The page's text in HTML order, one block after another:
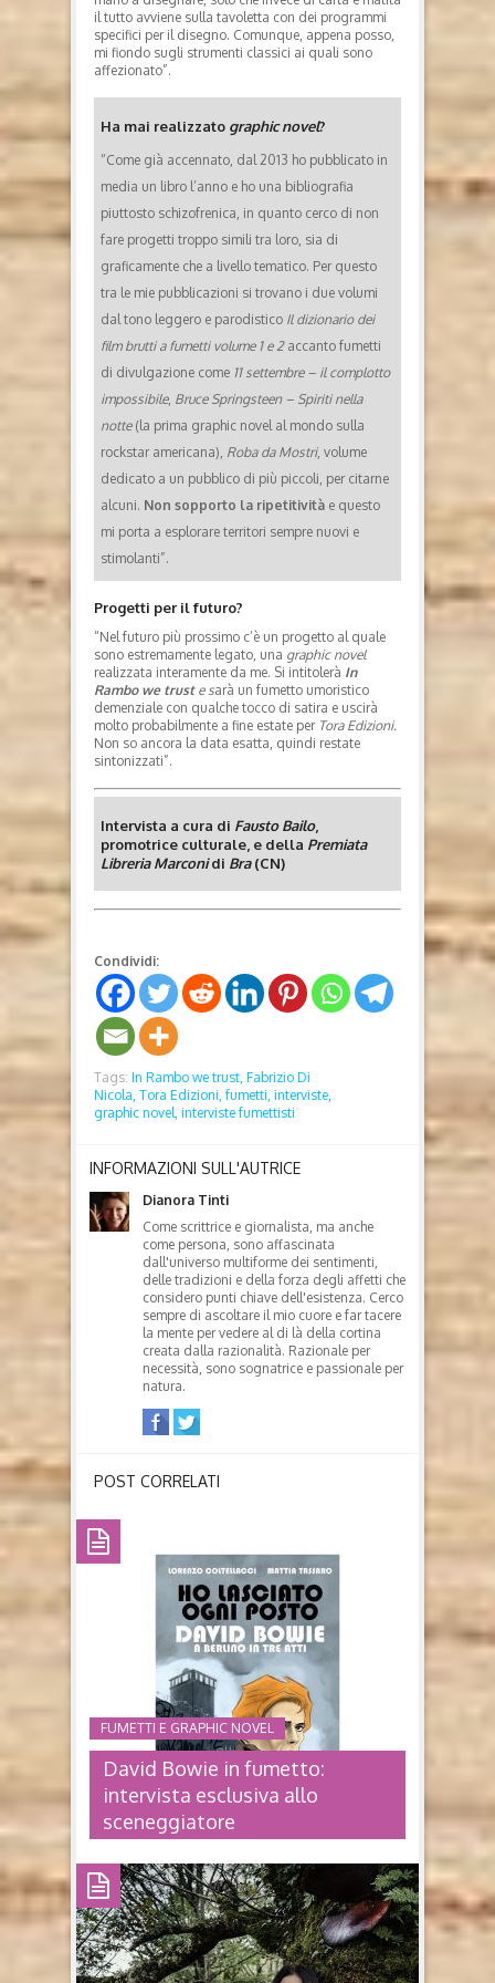
il tutto avviene sulla tavoletta con dei programmi
specifici per il disegno. Comunque, appena posso,
mi fiondo sugli strumenti classici ai quali sono
affezionato”.
Ha mai realizzato graphic novel?
“Come già accennato, dal 2013 ho pubblicato in
media un libro l’anno e ho una bibliografia
piuttosto schizofrenica, in quanto cerco di non
fare progetti troppo simili tra loro, sia di
graficamente che a livello tematico. Per questo
tra le mie pubblicazioni si trovano i due volumi
dal tono leggero e parodistico Il dizionario dei
film brutti a fumetti volume 1 e 2accanto fumetti
di divulgazione come 11 settembre – il complotto
impossibile, Bruce Springsteen – Spiriti nella
notte(la prima graphic novel al mondo sulla
rockstar americana), Roba da Mostri, volume
dedicato a un pubblico di più piccoli, per citarne
alcuni. Non sopporto la ripetitività e questo
mi porta a esplorare territori sempre nuovi e
stimolanti”.
Progetti per il futuro?
“Nel futuro più prossimo c’è un progetto al quale
sono estremamente legato, una graphic novel
realizzata interamente da me. Si intitolerà In
Rambo we trust e sarà un fumetto umoristico
demenziale con qualche tocco di satira e uscirà
molto probabilmente a fine estate per Tora Edizioni.
Non so ancora la data esatta, quindi restate
sintonizzati”.
Intervista a cura di Fausto Bailo,
promotrice culturale, e della Premiata
Libreria Marconidi Bra(CN)
Condividi:
Tags: In Rambo we trust, Fabrizio Di
Nicola, Tora Edizioni, fumetti, interviste,
graphic novel, interviste fumettisti
INFORMAZIONI SULL'AUTRICE
Dianora Tinti
Come scrittrice e giornalista, ma anche
come persona, sono affascinata
dall'universo multiforme dei sentimenti,
delle tradizioni e della forza degli affetti che
considero punti chiave dell'esistenza. Cerco
sempre di ascoltare il mio cuore e far tacere
la mente per vedere al di là della cortina
creata dalla razionalità. Razionale per
necessità, sono sognatrice e passionale per
natura.
POST CORRELATI
FUMETTI E GRAPHIC NOVEL
David Bowie in fumetto:
intervista esclusiva allo
sceneggiatore
DAVID BOWIE IN FUMETTO:
INTERVISTA ESCLUSIVA ALLO